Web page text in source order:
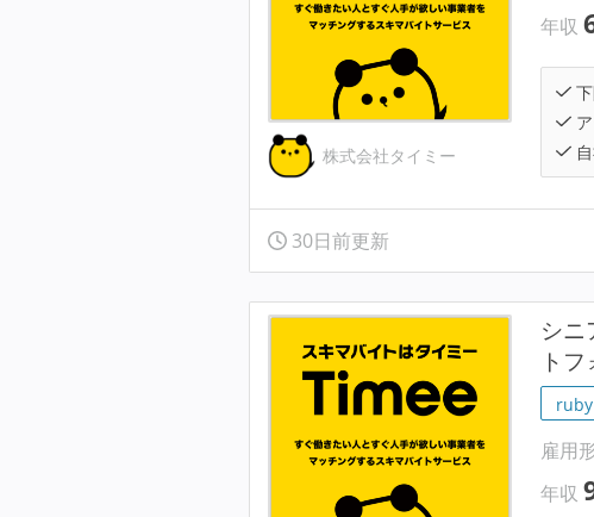
株式会社タイミー
年収
下
ア
自
30日前更新
シ
ト
ruby
雇用
年収